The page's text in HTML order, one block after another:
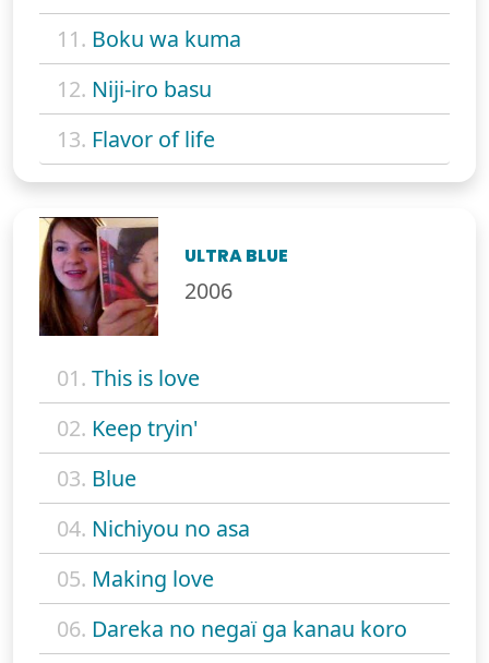
11. Boku wa kuma
12. Niji-iro basu
13. Flavor of life
ULTRA BLUE
2006
01. This is love
02. Keep tryin'
03. Blue
04. Nichiyou no asa
05. Making love
06. Dareka no negaï ga kanau koro